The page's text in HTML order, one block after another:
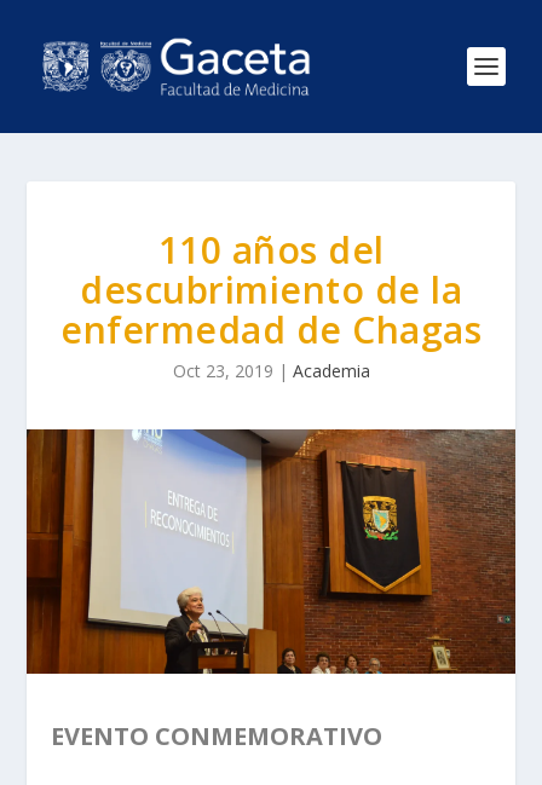
110 años del
descubrimiento de la
enfermedad de Chagas
Oct 23, 2019 | Academia
EVENTO CONMEMORATIVO